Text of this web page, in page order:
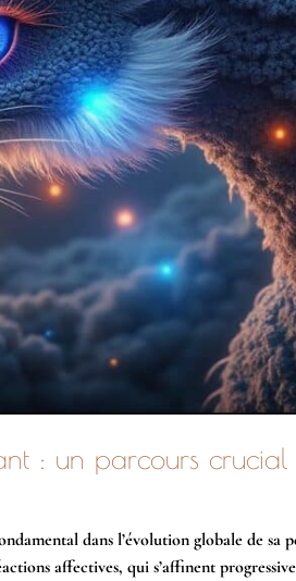
: un parcours
dans l’évolution globale de sa
affectives, qui s’affinent